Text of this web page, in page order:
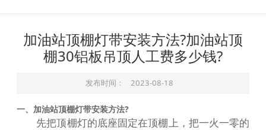
加油站顶棚灯带安装方法?加油站顶
棚30铝板吊顶人工费多少钱?
发布时间： 2023-08-18
一、加油站顶棚灯带安装方法?
先把顶棚灯的底座固定在顶棚上，把一火一零的